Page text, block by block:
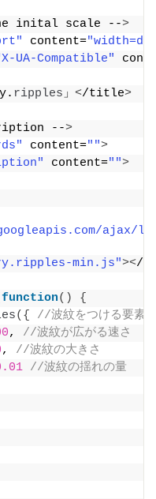
inital scale -->
content=
UA-Compatible"
ripples」 </title>
-->
content="">
content="">
ajax/
min.js"></
function()
{
({
//波紋をつける要素
, //波紋が広がる速さ
, //波紋の大きさ
//波紋の揺れの量